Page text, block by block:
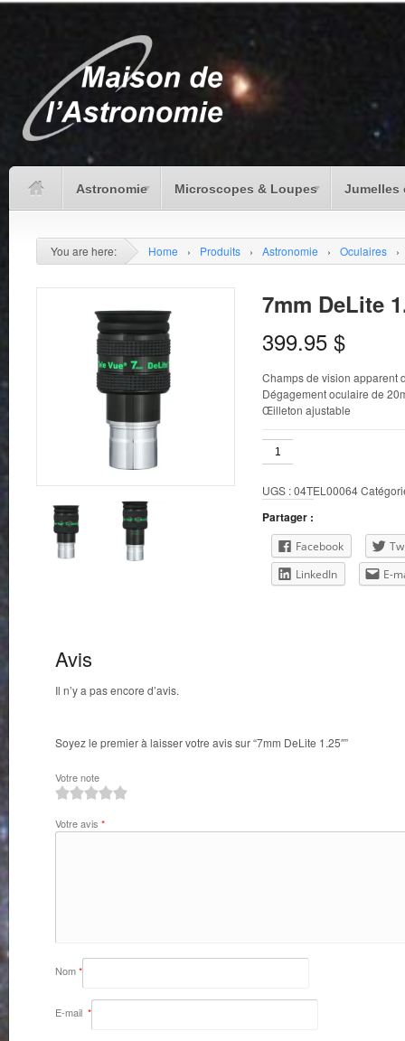
Astronomie Microscopes & Loupes Jumelles
You are here: Home › Produits › Astronomie › Oculaires ›
7mm DeLite
399.95 $
Champs de vision apparent
Dégagement oculaire de
Œilleton ajustable
quantité
de
DeLite
1.25"
UGS :04TEL00064
Partager :
Facebook
LinkedIn
E-
Avis
Il n’y a pas encore d’avis.
Soyez le premier à laisser votre avis sur “7mm DeLite 1.25″”
Votre note
Votre avis *
Nom*
E-mail *